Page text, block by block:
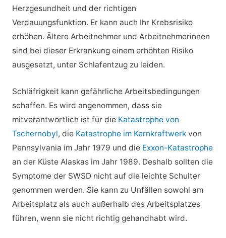
Herzgesundheit und der richtigen
Verdauungsfunktion. Er kann auch Ihr Krebsrisiko
erhöhen. Ältere Arbeitnehmer und Arbeitnehmerinnen
sind bei dieser Erkrankung einem erhöhten Risiko
ausgesetzt, unter Schlafentzug zu leiden.
Schläfrigkeit kann gefährliche Arbeitsbedingungen
schaffen. Es wird angenommen, dass sie
mitverantwortlich ist für die Katastrophe von
Tschernobyl, die Katastrophe im Kernkraftwerkvon
Pennsylvania im Jahr 1979 und die Exxon-Katastrophe
an der Küste Alaskas im Jahr 1989. Deshalb sollten die
Symptome der SWSD nicht auf die leichte Schulter
genommen werden. Sie kann zu Unfällen sowohl am
Arbeitsplatz als auch außerhalb des Arbeitsplatzes
führen, wenn sie nicht richtig gehandhabt wird.